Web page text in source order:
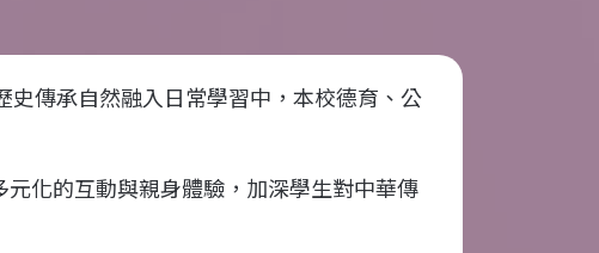
傳承自然融入日常學習中，本校德育、公
化的互動與親身體驗，加深學生對中華傳